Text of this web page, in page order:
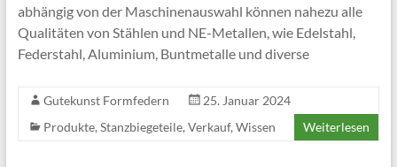
abhängig von der Maschinenauswahl können nahezu alle
Qualitäten von Stählen und NE-Metallen, wie Edelstahl,
Federstahl, Aluminium, Buntmetalle und diverse
Gutekunst Formfedern
25. Januar 2024
Produkte, Stanzbiegeteile, Verkauf, Wissen Weiterlesen